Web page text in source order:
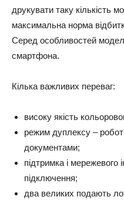
друкувати таку кількість
максимальна норма
Серед особливостей
смартфона.
Кілька важливих переваг:
високу якість
режим дуплексу –
документами;
підтримка і мережевого
підключення;
два великих подають